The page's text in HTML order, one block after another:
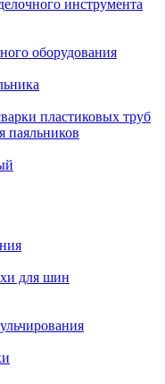
инструмента
оборудования
пластиковых труб
паяльников
для шин